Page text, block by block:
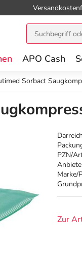
APO Cash
Sorbact
PZN/
Marke/
Zur